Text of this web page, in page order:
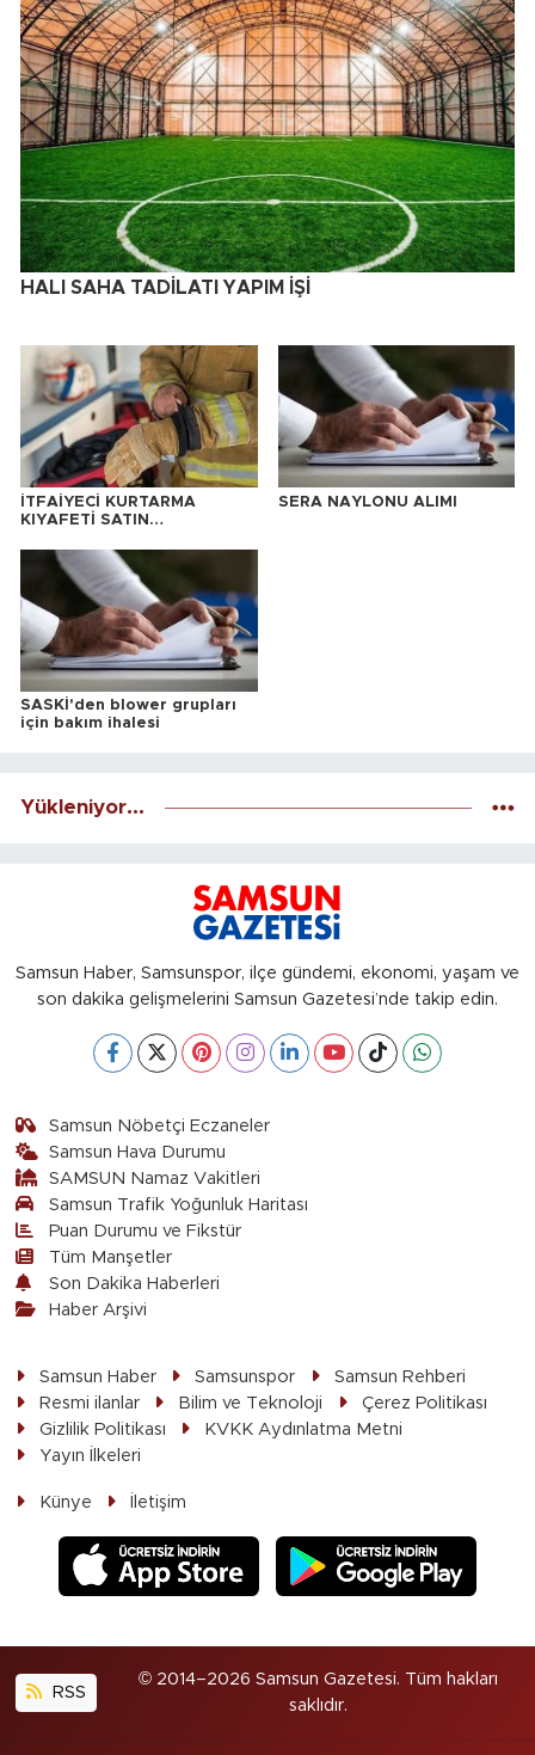
HALI SAHA TADİLATI YAPIM İŞİ
İTFAİYECİ KURTARMA
KIYAFETİ SATIN
SERA NAYLONU ALIMI
SASKİ'den blower grupları
için bakım ihalesi
Yükleniyor...
Samsun Haber, Samsunspor, ilçe gündemi, ekonomi, yaşam ve
son dakika gelişmelerini Samsun Gazetesi’nde takip edin.
Samsun Nöbetçi Eczaneler
Samsun Hava Durumu
SAMSUN Namaz Vakitleri
Samsun Trafik Yoğunluk Haritası
Puan Durumu ve Fikstür
Tüm Manşetler
Son Dakika Haberleri
Haber Arşivi
Samsun Haber Samsunspor
Samsun Rehberi
Resmi ilanlar
Bilim ve Teknoloji
Çerez Politikası
Gizlilik Politikası
KVKK Aydınlatma Metni
Yayın İlkeleri
Künye İletişim
RSS
© 2014–2026 Samsun Gazetesi. Tüm hakları
saklıdır.